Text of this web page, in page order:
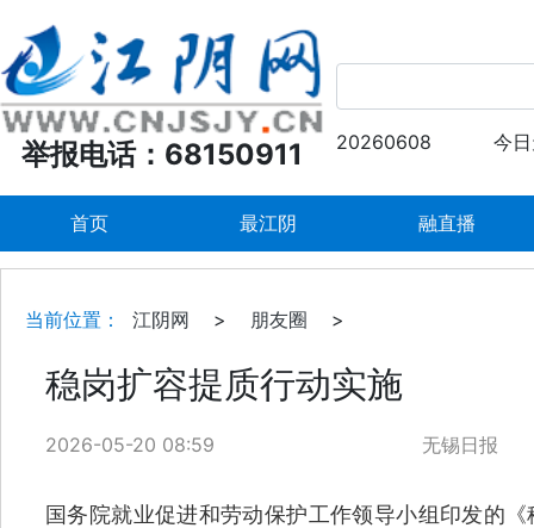
举报电话：68150911 20260608 今
首页 最江阴 融直播
当前位置： 江阴网 > 朋友圈 >
稳岗扩容提质行动实施
2026-05-20 08:59 无锡日报
国务院就业促进和劳动保护工作领导小组印发的